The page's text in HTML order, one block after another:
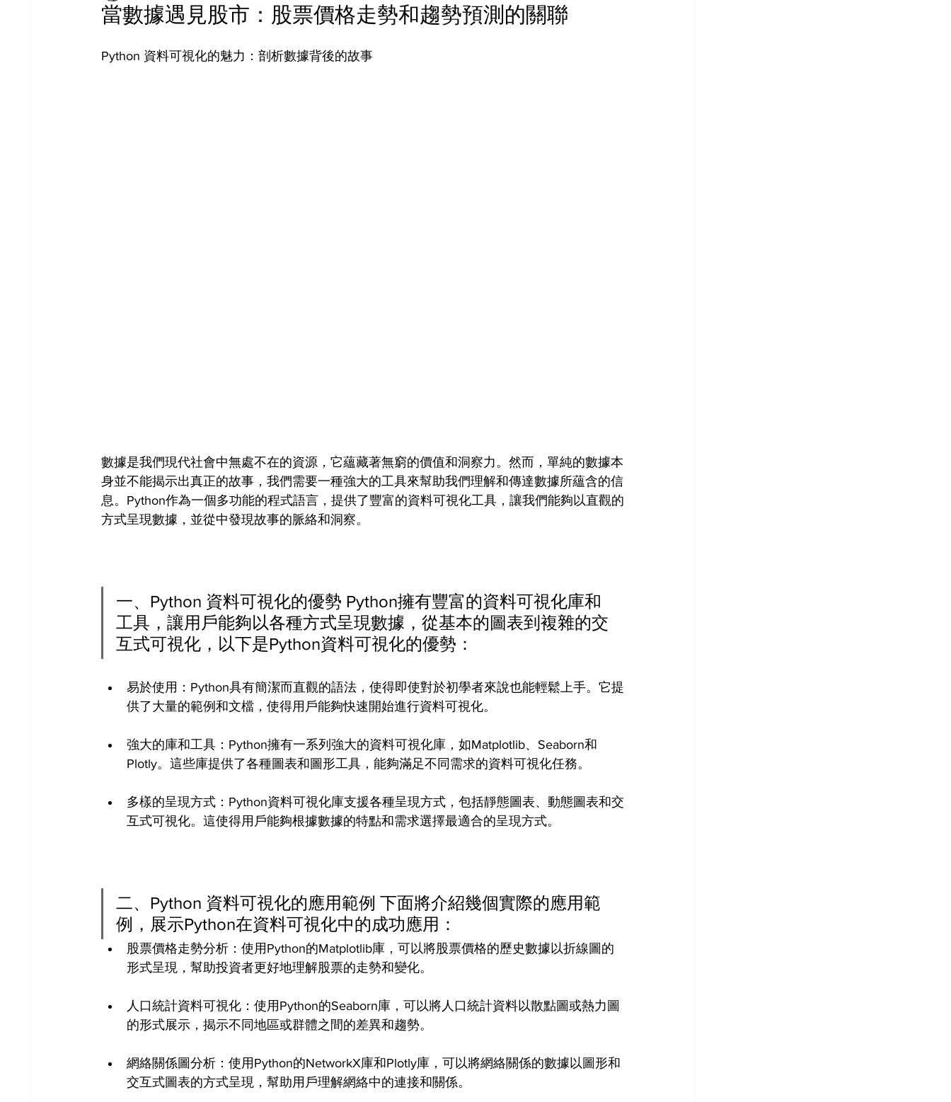
當數據遇見股市：股票價格走勢和趨勢預測的關聯
Python 資料可視化的魅力：剖析數據背後的故事
數據是我們現代社會中無處不在的資源，它蘊藏著無窮的價值和洞察力。然而，單純的數據本
身並不能揭示出真正的故事，我們需要一種強大的工具來幫助我們理解和傳達數據所蘊含的信
息。Python作為一個多功能的程式語言，提供了豐富的資料可視化工具，讓我們能夠以直觀的
方式呈現數據，並從中發現故事的脈絡和洞察。
一、Python 資料可視化的優勢 Python擁有豐富的資料可視化庫和
工具，讓用戶能夠以各種方式呈現數據，從基本的圖表到複雜的交
互式可視化，以下是Python資料可視化的優勢：
易於使用：Python具有簡潔而直觀的語法，使得即使對於初學者來說也能輕鬆上手。它提
供了大量的範例和文檔，使得用戶能夠快速開始進行資料可視化。
強大的庫和工具：Python擁有一系列強大的資料可視化庫，如Matplotlib、Seaborn和
Plotly。這些庫提供了各種圖表和圖形工具，能夠滿足不同需求的資料可視化任務。
多樣的呈現方式：Python資料可視化庫支援各種呈現方式，包括靜態圖表、動態圖表和交
互式可視化。這使得用戶能夠根據數據的特點和需求選擇最適合的呈現方式。
二、Python 資料可視化的應用範例 下面將介紹幾個實際的應用範
例，展示Python在資料可視化中的成功應用：
股票價格走勢分析：使用Python的Matplotlib庫，可以將股票價格的歷史數據以折線圖的
形式呈現，幫助投資者更好地理解股票的走勢和變化。
人口統計資料可視化：使用Python的Seaborn庫，可以將人口統計資料以散點圖或熱力圖
的形式展示，揭示不同地區或群體之間的差異和趨勢。
網絡關係圖分析：使用Python的NetworkX庫和Plotly庫，可以將網絡關係的數據以圖形和
交互式圖表的方式呈現，幫助用戶理解網絡中的連接和關係。